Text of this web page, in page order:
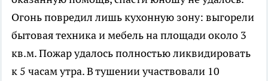
Огонь повредил лишь кухонную зону: выгорели
бытовая техника и мебель на площади около 3
кв.м. Пожар удалось полностью ликвидировать
к 5 часам утра. В тушении участвовали 10